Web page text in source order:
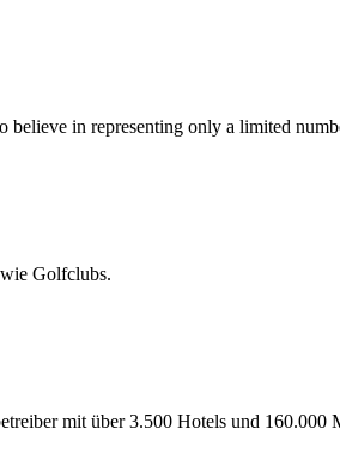
in representing only a limited
Golfclubs.
mit über 3.500 Hotels und 160.000